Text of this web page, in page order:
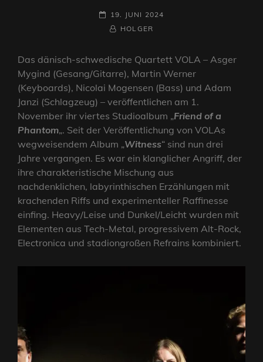
POSTED-
ON
19. JUNI 2024
BY
BYLINEHOLGER
Das dänisch-schwedische Quartett VOLA – Asger
Mygind (Gesang/Gitarre), Martin Werner
(Keyboards), Nicolai Mogensen (Bass) und Adam
Janzi (Schlagzeug) – veröffentlichen am 1.
November ihr viertes Studioalbum „Friend of a
Phantom„. Seit der Veröffentlichung von VOLAs
wegweisendem Album „Witness“ sind nun drei
Jahre vergangen. Es war ein klanglicher Angriff, der
ihre charakteristische Mischung aus
nachdenklichen, labyrinthischen Erzählungen mit
krachenden Riffs und experimenteller Raffinesse
einfing. Heavy/Leise und Dunkel/Leicht wurden mit
Elementen aus Tech-Metal, progressivem Alt-Rock,
Electronica und stadiongroßen Refrains kombiniert.